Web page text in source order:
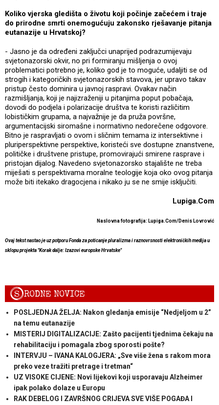
Koliko vjerska gledišta o životu koji počinje začećem i traje
do prirodne smrti onemogućuju zakonsko rješavanje pitanja
eutanazije u Hrvatskoj?
- Jasno je da određeni zaključci unaprijed podrazumijevaju
svjetonazorski okvir, no pri formiranju mišljenja o ovoj
problematici potrebno je, koliko god je to moguće, udaljiti se od
strogih i kategoričkih svjetonazorskih stavova, jer upravo takav
pristup često dominira u javnoj raspravi. Ovakav način
razmišljanja, koji je najizraženiji u pitanjima poput pobačaja,
dovodi do podjela i polarizacije društva te koristi različitim
lobističkim grupama, a najvažnije je da pruža površne,
argumentacijski siromašne i normativno nedorečene odgovore.
Bitno je raspravljati o ovom i sličnim temama iz intersektivne i
pluriperspektivne perspektive, koristeći sve dostupne znanstvene,
političke i društvene pristupe, promovirajući smirene rasprave i
pristojan dijalog. Navedeno svjetonazorsko stajalište ne treba
miješati s perspektivama moralne teologije koja oko ovog pitanja
može biti itekako dragocjena i nikako ju se ne smije isključiti.
Lupiga.Com
Naslovna fotografija: Lupiga.Com/Denis Lovrović
Ovaj tekst nastao je uz potporu Fonda za poticanje pluralizma i raznovrsnosti elektroničkih medija u
sklopu projekta "Korak dalje: Izazovi europske Hrvatske"
SRODNE NOVICE
POSLJEDNJA ŽELJA: Nakon gledanja emisije “Nedjeljom u 2”
na temu eutanazije
MISTERIJ DIGITALIZACIJE: Zašto pacijenti tjednima čekaju na
rehabilitaciju i pomagala zbog sporosti pošte?
INTERVJU – IVANA KALOGJERA: „Sve više žena s rakom mora
preko veze tražiti pretrage i tretman“
UZ VISOKE CIJENE: Novi lijekovi koji usporavaju Alzheimer
ipak polako dolaze u Europu
RAK DEBELOG I ZAVRŠNOG CRIJEVA SVE VIŠE POGAĐA I